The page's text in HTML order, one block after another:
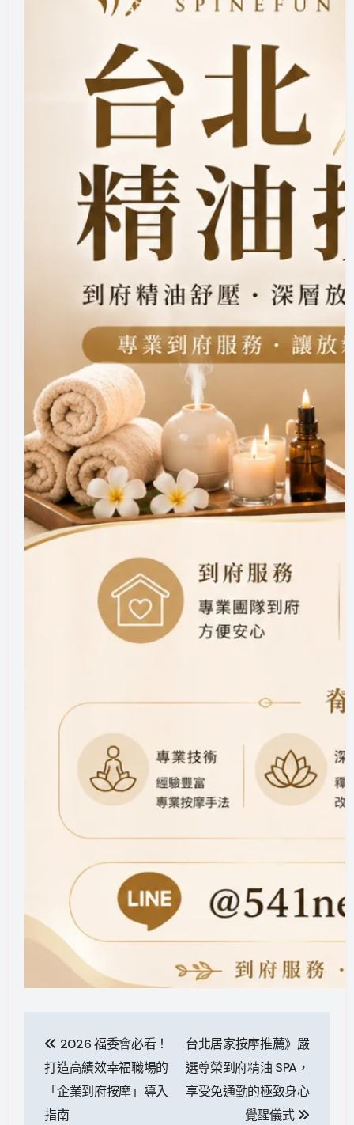
章
2026 福委會必看！
打造高績效幸福職場的
「企業到府按摩」導入
指南
台北居家按摩推薦》嚴
選尊榮到府精油 SPA，
享受免通勤的極致身心
覺醒儀式